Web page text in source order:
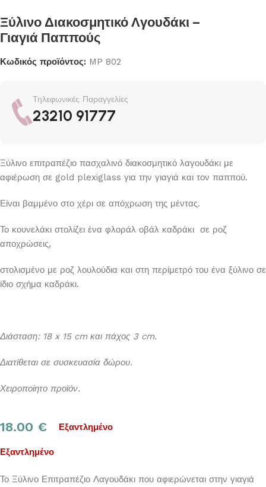
Ξύλινο Διακοσμητικό Λγουδάκι –
Γιαγιά Παππούς
Κωδικός προϊόντος: MP 802
Τηλεφωνικές Παραγγελίες
23210 91777
Ξύλινο επιτραπέζιο πασχαλινό διακοσμητικό λαγουδάκι με
αφιέρωση σε gold plexiglass για την γιαγιά και τον παππού.
Είναι βαμμένο στο χέρι σε απόχρωση της μέντας.
Το κουνελάκι στολίζει ένα φλοράλ οβάλ καδράκι σε ροζ
αποχρώσεις,
στολισμένο με ροζ λουλούδια και στη περίμετρό του ένα ξύλινο σε
ίδιο σχήμα καδράκι.
Διάσταση: 18 x 15 cm και πάχος 3 cm.
Διατίθεται σε συσκευασία δώρου.
Χειροποίητο προϊόν.
18.00 € Εξαντλημένο
Εξαντλημένο
Το Ξύλινο Επιτραπέζιο Λαγουδάκι που αφιερώνεται στην γιαγιά